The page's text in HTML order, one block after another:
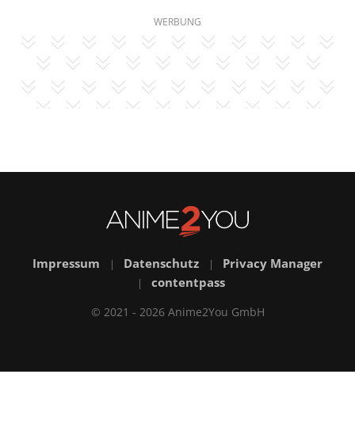
WERBUNG
Impressum | Datenschutz | Privacy Manager
| contentpass
© 2021 - 2026 Anime2You GmbH